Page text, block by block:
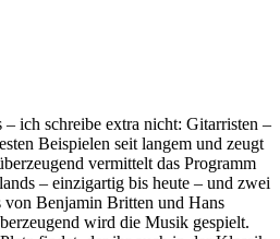
ich schreibe extra nicht: Gitarristen –
Beispielen seit langem und zeugt
vermittelt das Programm
– einzigartig bis heute – und zwei
von Benjamin Britten und Hans
wird die Musik gespielt.